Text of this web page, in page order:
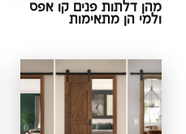
דלתות פנים קו אפס
הן מתאימות